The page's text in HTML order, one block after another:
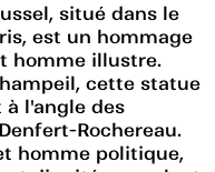
situé dans le
est un hommage
homme illustre.
cette statue
à l'angle des
Rochereau.
homme politique,